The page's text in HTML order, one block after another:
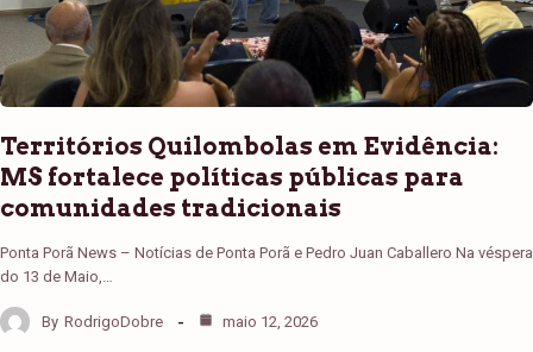
Territórios Quilombolas em Evidência:
MS fortalece políticas públicas para
comunidades tradicionais
Ponta Porã News – Notícias de Ponta Porã e Pedro Juan Caballero Na véspera
do 13 de Maio,…
By RodrigoDobre maio 12, 2026